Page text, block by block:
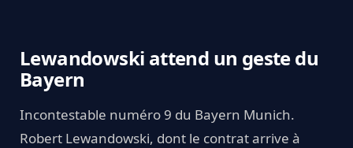
Lewandowski attend un geste du
Bayern
Incontestable numéro 9 du Bayern Munich.
Robert Lewandowski, dont le contrat arrive à